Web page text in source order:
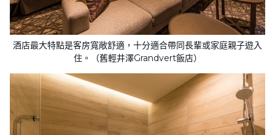
酒店最大特點是客房寬敞舒適，十分適合帶同長輩或家庭親子遊入
住。（舊輕井澤Grandvert飯店）